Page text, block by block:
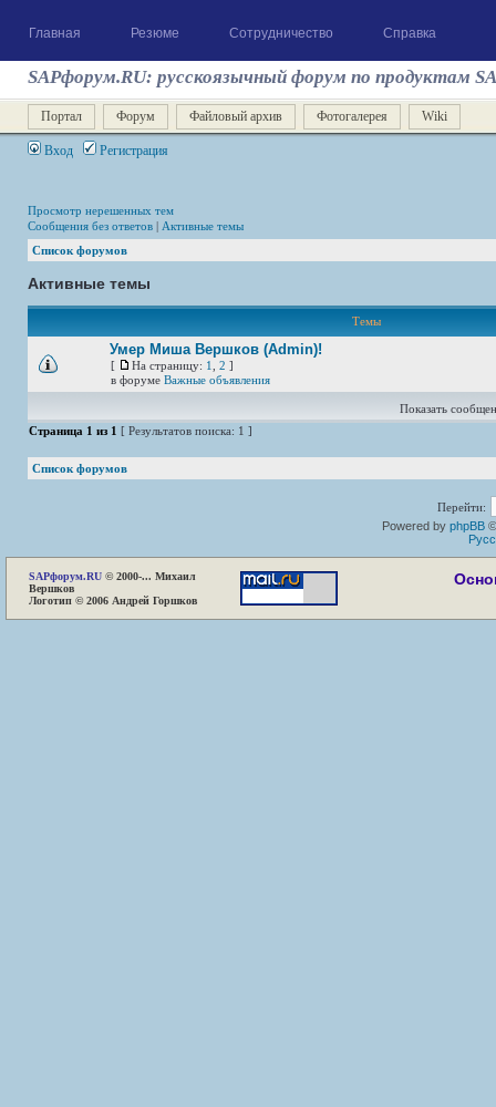
Главная Резюме Сотрудничество Справка
SAPфорум.RU: русскоязычный форум по продуктам
Портал Форум Файловый архив Фотогалерея Wiki
Вход Регистрация
Просмотр нерешенных тем
Сообщения без ответов | Активные темы
Список форумов
Активные темы
Темы
Умер Миша Вершков (Admin)!
[ На страницу: 1 2 ]
в форуме Важные объявления
Показать
Страница 1 из 1 [ Результатов поиска: 1 ]
Список форумов
Перейти:
Powered by phpBB
SAPфорум.RU © 2000-... Михаил
Вершков
Логотип © 2006 Андрей Горшков